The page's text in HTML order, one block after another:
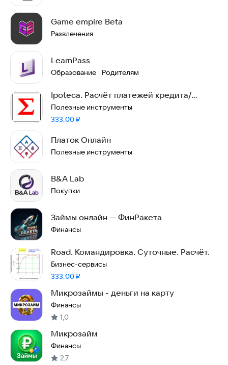
Game empire Beta
Развлечения
LearnPass
Образование · Родителям
Ipoteca. Расчёт платежей кредита/
ипотеки.
Полезные инструменты
Цена:
333,00₽
Платок Онлайн
Полезные инструменты
B&A Lab
Покупки
Займы онлайн — ФинРакета
Финансы
Road. Командировка. Суточные. Расчёт.
Бизнес-сервисы
Цена:
333,00₽
Микрозаймы - деньги на карту
Финансы
1,0
Микрозайм
Финансы
2,7